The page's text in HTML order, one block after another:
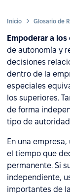
Inicio Glosario de
Empoderar a
de autonomía y
decisiones
dentro de la
especiales
los superiores.
de forma
tipo de
En una
el tiempo que
permanente. Si
independiente,
importantes de